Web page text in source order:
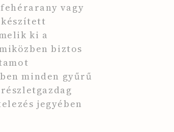
vagy
ki a
biztos
minden gyűrű
jegyében